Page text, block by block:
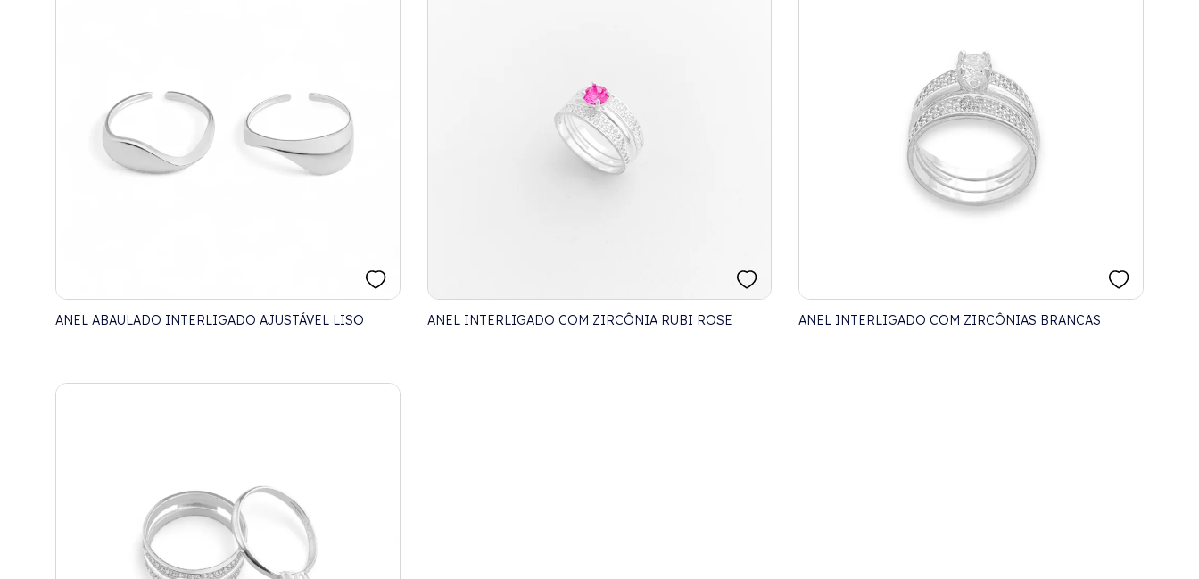
ANEL ABAULADO INTERLIGADO AJUSTÁVEL LISO ANEL INTERLIGADO COM ZIRCÔNIA RUBI ROSE ANEL INTERLIGADO COM ZIRCÔNIAS BRANCAS